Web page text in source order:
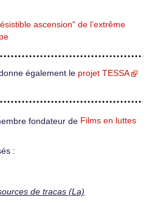
ascension" de l’extrême
également le projet TESSA
fondateur de Films en luttes
:
de tracas (La)